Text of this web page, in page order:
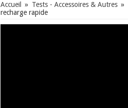
Accueil » Tests - Accessoires & Autres »
recharge rapide